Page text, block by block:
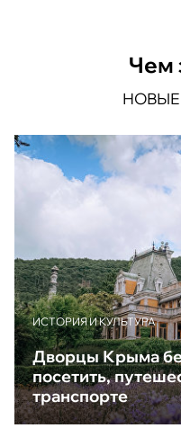
Чем
ИСТОРИЯ И КУЛЬТУРА
Дворцы Крыма
посетить,
транспорте